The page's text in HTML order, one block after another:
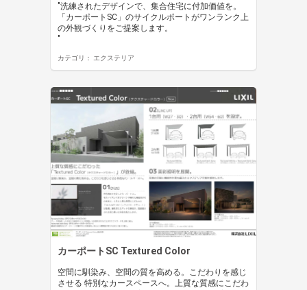
"洗練されたデザインで、集合住宅に付加価値を。
「カーポートSC」のサイクルポートがワンランク上
の外観づくりをご提案します。
"
カテゴリ： エクステリア
カーポートSC Textured Color
空間に馴染み、空間の質を高める。こだわりを感じ
させる 特別なカースペースへ。上質な質感にこだわ